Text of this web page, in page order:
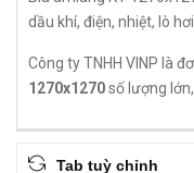
dầu khí, điện, nhiệt, lò
Công ty TNHH VINP là
1270x1270số lượng
Tab tuỳ chỉnh